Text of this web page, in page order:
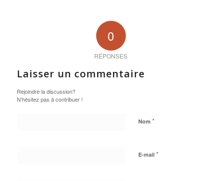
0
RÉPONSES
Laisser un commentaire
Rejoindre la discussion?
N’hésitez pas à contribuer !
Nom *
E-mail *